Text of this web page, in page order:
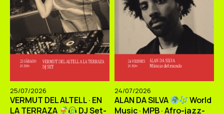
25/07/2026
VERMUT DEL ALTELL · EN
LA TERRAZA
DJ Set-
24/07/2026
ALAN DA SILVA
World
Music · MPB · Afro-jazz-